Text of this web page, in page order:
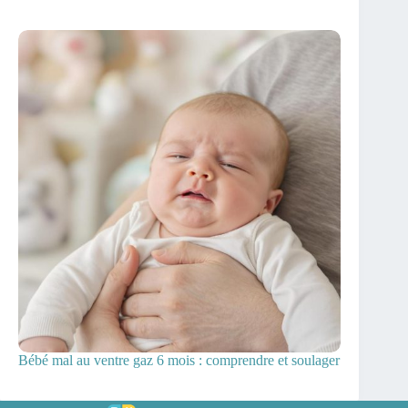
Bébé mal au ventre gaz 6 mois : comprendre et soulager